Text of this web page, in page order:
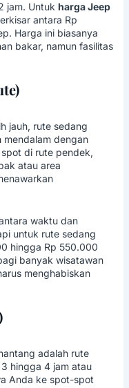
jam. Untuk harga Jeep
antara Rp
Harga ini biasanya
bakar, namun fasilitas
jauh, rute sedang
mendalam dengan
di rute pendek,
atau area
waktu dan
untuk rute sedang
hingga Rp 550.000
banyak wisatawan
menghabiskan
adalah rute
hingga 4 jam atau
Anda ke spot-spot